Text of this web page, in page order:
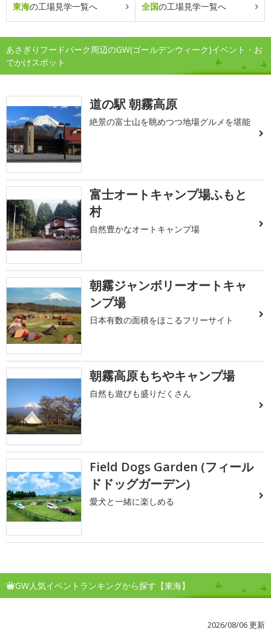
東海の工場見学一覧へ 全国の工場見学一覧へ
あさぎりフードパーク周辺のGW(ゴールデンウィーク)イベント・お
でかけスポット
道の駅 朝霧高原
絶景の富士山を眺めつつ地場グルメを堪能
富士オートキャンプ場ふもと
村
自然豊かなオートキャンプ場
朝霧ジャンボリーオートキャ
ンプ場
日本有数の面積をほこるフリーサイト
朝霧高原もちやキャンプ場
自然も遊びも盛りだくさん
Field Dogs Garden (フィール
ドドッグガーデン)
愛犬と一緒に楽しめる
GW人気イベントランキングから探す【東海】
2026/08/06 更新